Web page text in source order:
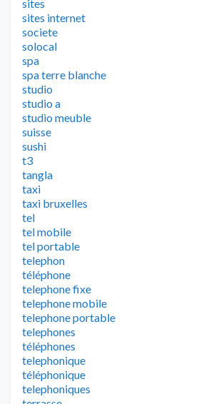
sites
sites internet
societe
solocal
spa
spa terre blanche
studio
studio a
studio meuble
suisse
sushi
t3
tangla
taxi
taxi bruxelles
tel
tel mobile
tel portable
telephon
téléphone
telephone fixe
telephone mobile
telephone portable
telephones
téléphones
telephonique
téléphonique
telephoniques